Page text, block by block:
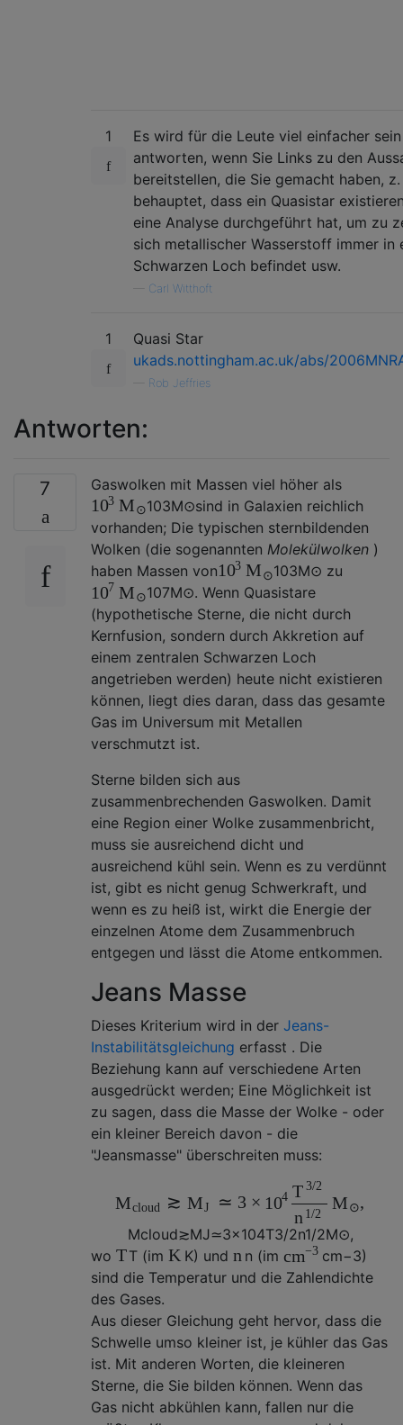
1
Es wird für die Leute viel einfacher
antworten, wenn Sie Links zu den
bereitstellen, die Sie gemacht haben,
behauptet, dass ein Quasistar
eine Analyse durchgeführt hat, um zu
sich metallischer Wasserstoff immer in
Schwarzen Loch befindet usw.
Carl Witthoft
1
Quasi Star
ukads.nottingham.ac.uk/abs/
Rob Jeffries
Antworten:
7 Gaswolken mit Massen viel höher als
103 M ⊙103M⊙sind in Galaxien reichlich
vorhanden; Die typischen sternbildenden
Wolken (die sogenannten Molekülwolken )
haben Massen von103 M ⊙103M⊙ zu
107 M ⊙107M⊙. Wenn Quasistare
(hypothetische Sterne, die nicht durch
Kernfusion, sondern durch Akkretion auf
einem zentralen Schwarzen Loch
angetrieben werden) heute nicht existieren
können, liegt dies daran, dass das gesamte
Gas im Universum mit Metallen
verschmutzt ist.
Sterne bilden sich aus
zusammenbrechenden Gaswolken. Damit
eine Region einer Wolke zusammenbricht,
muss sie ausreichend dicht und
ausreichend kühl sein. Wenn es zu verdünnt
ist, gibt es nicht genug Schwerkraft, und
wenn es zu heiß ist, wirkt die Energie der
einzelnen Atome dem Zusammenbruch
entgegen und lässt die Atome entkommen.
Jeans Masse
Dieses Kriterium wird in der Jeans-
Instabilitätsgleichung erfasst . Die
Beziehung kann auf verschiedene Arten
ausgedrückt werden; Eine Möglichkeit ist
zu sagen, dass die Masse der Wolke - oder
ein kleiner Bereich davon - die
"Jeansmasse" überschreiten muss:
Mcloud ≳ MJ ≃ 3 × 104 T 3/2
n 1/2
M ⊙,
Mcloud≳MJ≃3×104T3/2n1/2M⊙,
wo TT (imK K) undn n (im cm−3 cm−3)
sind die Temperatur und die Zahlendichte
des Gases.
Aus dieser Gleichung geht hervor, dass die
Schwelle umso kleiner ist, je kühler das Gas
ist. Mit anderen Worten, die kleineren
Sterne, die Sie bilden können. Wenn das
Gas nicht abkühlen kann, fallen nur die